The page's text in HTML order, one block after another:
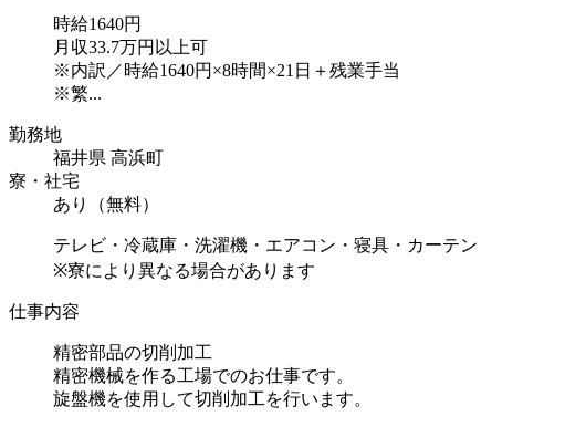
時給1640円
月収33.7万円以上可
※内訳／時給1640円×8時間×21日＋残業手当
※繁...
勤務地
福井県 高浜町
寮・社宅
あり（無料）
テレビ・冷蔵庫・洗濯機・エアコン・寝具・カーテン
※寮により異なる場合があります
仕事内容
精密部品の切削加工
精密機械を作る工場でのお仕事です。
旋盤機を使用して切削加工を行います。